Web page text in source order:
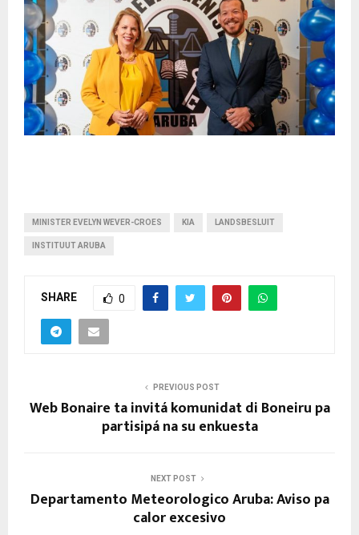
MINISTER EVELYN WEVER-CROES KIA LANDSBESLUIT
INSTITUUT ARUBA
SHARE 0
PREVIOUS POST
Web Bonaire ta invitá komunidat di Boneiru pa
partisipá na su enkuesta
NEXT POST
Departamento Meteorologico Aruba: Aviso pa
calor excesivo